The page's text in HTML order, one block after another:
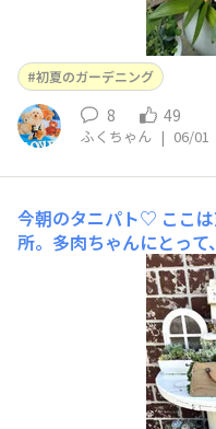
初夏のガーデニング
8 49
ふくちゃん | 06/01
今朝のタニパト♡ ここ
所。多肉ちゃんにとっ
子もチラホラ😂奥の方
意外とダシフィルムが
ドリンに🟢この鉢はま